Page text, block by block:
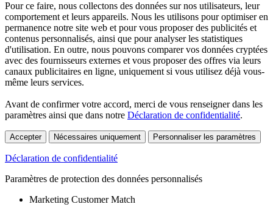
Pour ce faire, nous collectons des données sur nos utilisateurs, leur
comportement et leurs appareils. Nous les utilisons pour optimiser en
permanence notre site web et pour vous proposer des publicités et
contenus personnalisés, ainsi que pour analyser les statistiques
d'utilisation. En outre, nous pouvons comparer vos données cryptées
avec des fournisseurs externes et vous proposer des offres via leurs
canaux publicitaires en ligne, uniquement si vous utilisez déjà vous-
même leurs services.
Avant de confirmer votre accord, merci de vous renseigner dans les
paramètres ainsi que dans notre Déclaration de confidentialité.
Accepter Nécessaires uniquement Personnaliser les paramètres
Déclaration de confidentialité
Paramètres de protection des données personnalisés
Marketing Customer Match